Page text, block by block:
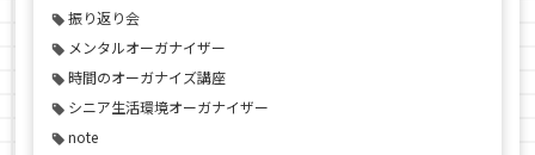
振り返り会
メンタルオーガナイザー
時間のオーガナイズ講座
シニア生活環境オーガナイザー
note